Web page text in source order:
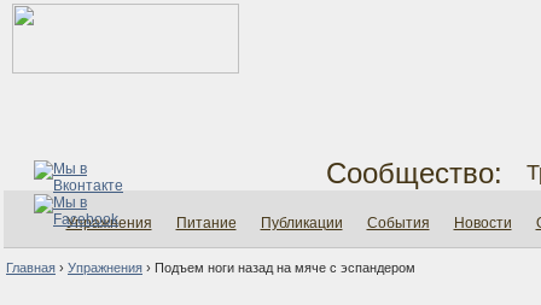
Сообщество:
Упражнения Питание Публикации События Новости
Главная › Упражнения › Подъем ноги назад на мяче с эспандером